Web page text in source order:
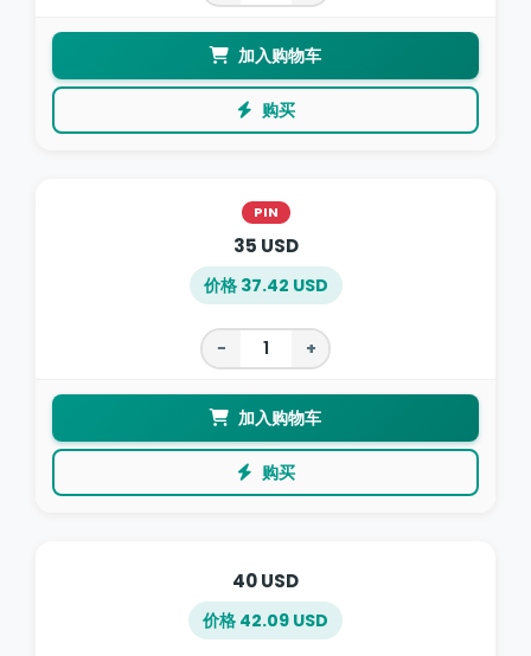
加入购物车
购买
PIN
35 USD
价格 37.42 USD
− +
加入购物车
购买
40 USD
价格 42.09 USD